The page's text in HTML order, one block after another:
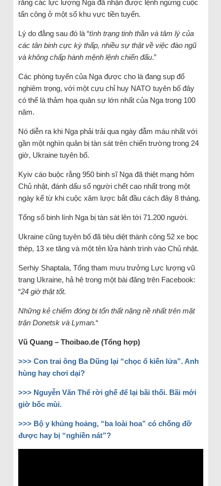
rằng các lực lượng Nga đã nhận được lệnh ngừng cuộc
tấn công ở một số khu vực tiền tuyến.
Lý do đằng sau đó là “tình trạng tinh thần và tâm lý của
các tân binh cực kỳ thấp, nhiều sự thật về việc đào ngũ
và không chấp hành mệnh lệnh chiến đấu.”
Các phòng tuyến của Nga được cho là đang sụp đổ
nghiêm trọng, với một cựu chỉ huy NATO tuyên bố đây
có thể là thảm họa quân sự lớn nhất của Nga trong 100
năm.
Nó diễn ra khi Nga phải trải qua ngày đẫm máu nhất với
gần một nghìn quân bị tàn sát trên chiến trường trong 24
giờ, Ukraine tuyên bố.
Kyiv cáo buộc rằng 950 binh sĩ Nga đã thiệt mạng hôm
Chủ nhật, đánh dấu số người chết cao nhất trong một
ngày kể từ khi cuộc xâm lược bắt đầu cách đây 8 tháng.
Tổng số binh lính Nga bị tàn sát lên tới 71.200 người.
Ukraine cũng tuyên bố đã tiêu diệt thành công 52 xe bọc
thép, 13 xe tăng và một tên lửa hành trình vào Chủ nhật.
Serhiy Shaptala, Tổng tham mưu trưởng Lực lượng vũ
trang Ukraine, hả hê trong một bài đăng trên Facebook:
“24 giờ thật tốt.
Những kẻ chiếm đóng bị tổn thất nặng nề nhất trên mặt
trận Donetsk và Lyman.“
Vũ Quang – Thoibao.de (Tổng hợp)
>>> Con trai ông Ba Dũng lại “chọc ổ kiến lửa”. Anh
hùng hay chơi dại?
>>> Nguyễn Văn Thể rời ghế để lại bãi thối. Bãi mới
giờ bốc mùi.
>>> Bộ y khủng hoảng, “ba loài hoa” có chống đỡ
được hay bị “nghiền nát”?